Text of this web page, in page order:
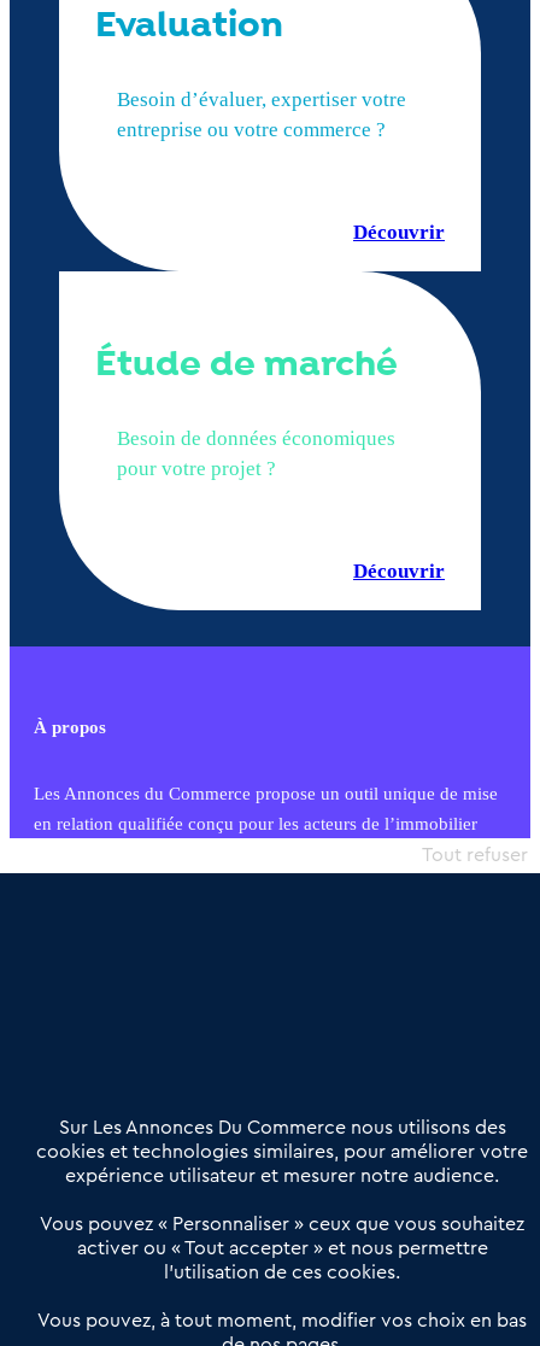
Evaluation
Besoin d’évaluer, expertiser votre
entreprise ou votre commerce ?
Découvrir
Étude de marché
Besoin de données économiques
pour votre projet ?
Découvrir
À propos
Les Annonces du Commerce propose un outil unique de mise
en relation qualifiée conçu pour les acteurs de l’immobilier
commercial et les collectivités territoriales, simple et intégrant
Offres Pro
Actualités
Qui sommes nous ?
Derniers articles
Réseau 3C : un partenaire national dédié aux transactions
Petitscommerces : Un partenariat au service du commerce de
Sur Les Annonces Du Commerce nous utilisons des
cookies et technologies similaires, pour améliorer votre
expérience utilisateur et mesurer notre audience.
Vous pouvez « Personnaliser » ceux que vous souhaitez
activer ou « Tout accepter » et nous permettre
l’utilisation de ces cookies.
Vous pouvez, à tout moment, modifier vos choix en bas
Tout refuser